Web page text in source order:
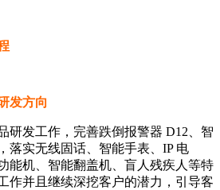
发方向
发工作，完善跌倒报警器 D12、智
落实无线固话、智能手表、IP 电
能机、智能翻盖机、盲人残疾人等特
作并且继续深挖客户的潜力，引导客